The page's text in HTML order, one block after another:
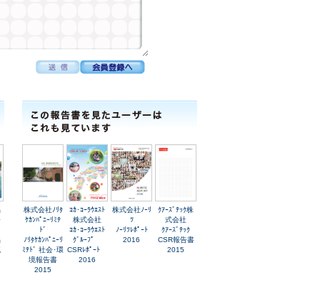
株式会社ﾉﾘﾀ
ｹｶﾝﾊﾟﾆｰﾘﾐﾃ
ﾄﾞ
ﾉﾘﾀｹｶﾝﾊﾟﾆｰﾘ
ﾐﾃﾄﾞ 社会･環
境報告書
2015
ｺｶ･ｺｰﾗｳｴｽﾄ
株式会社
ｺｶ･ｺｰﾗｳｴｽﾄ
ｸﾞﾙｰﾌﾟ
CSRﾚﾎﾟｰﾄ
2016
株式会社ﾉｰﾘ
ﾂ
ﾉｰﾘﾂﾚﾎﾟｰﾄ
2016
ｸｱｰｽﾞﾃｯｸ株
式会社
ｸｱｰｽﾞﾃｯｸ
CSR報告書
2015